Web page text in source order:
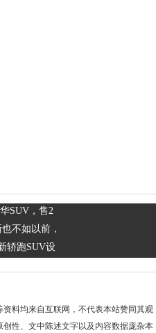
SUV，售2
不如以前，
轿跑SUV设
料均来自互联网，不代表本站赞同其观
性、文中陈述文字以及内容数据庞杂本